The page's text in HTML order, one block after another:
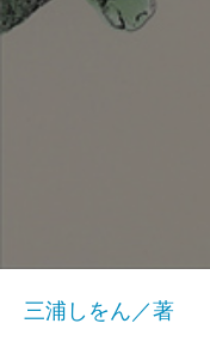
三浦しをん／著